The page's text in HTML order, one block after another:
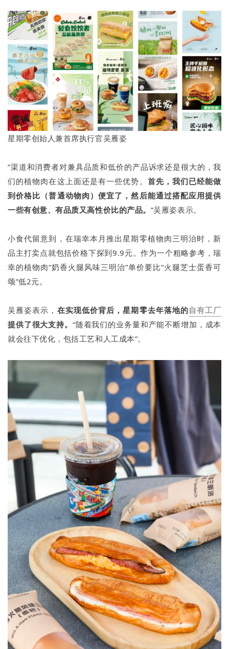
星期零创始人兼首席执行官吴雁姿
“渠道和消费者对兼具品质和低价的产品诉求还是很大的，我
们的植物肉在这上面还是有一些优势。 首先，我们已经能做
到价格比（普通动物肉）便宜了，然后能通过搭配应用提供
一些有创意、有品质又高性价比的产品。 ”吴雁姿表示。
小食代留意到，在瑞幸本月推出星期零植物肉三明治时，新
品主打卖点就包括价格下探到9.9元。作为一个粗略参考，瑞
幸的植物肉“奶香火腿风味三明治”单价要比“火腿芝士蛋香可
颂”低2元。
吴雁姿表示， 在实现低价背后，星期零去年落地的自有工厂
提供了很大支持。 “随着我们的业务量和产能不断增加，成本
就会往下优化，包括工艺和人工成本”。